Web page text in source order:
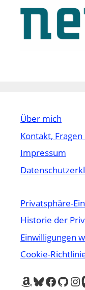
Über mich
Kontakt,
Impressum
Privatsphäre-
Historie der
Einwilligungen
Cookie-
Amazon
Bluesky